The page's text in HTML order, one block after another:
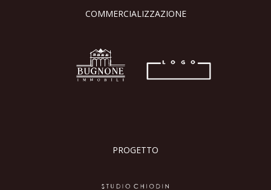
COMMERCIALIZZAZIONE
PROGETTO